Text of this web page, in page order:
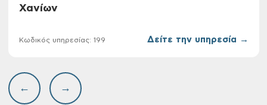
Χανίων
Κωδικός υπηρεσίας: 199 Δείτε την υπηρεσία →
← →